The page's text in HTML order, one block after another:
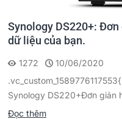
Synology DS220+:
dữ liệu của bạn.
1272
10/06/2020
Synology DS220+Đơn giản
Đọc thêm